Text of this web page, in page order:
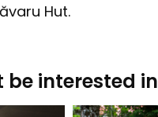
Hut.
be interested in